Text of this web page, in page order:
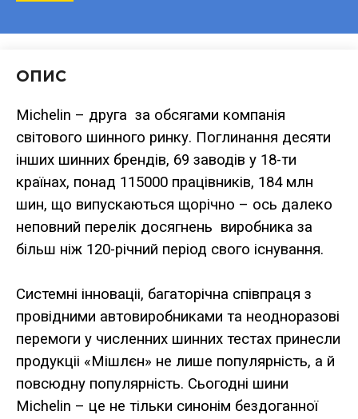
ОПИС
Michelin – друга за обсягами компанія
світового шинного ринку. Поглинання десяти
інших шинних брендів, 69 заводів у 18-ти
країнах, понад 115000 працівників, 184 млн
шин, що випускаються щорічно – ось далеко
неповний перелік досягнень виробника за
більш ніж 120-річний період свого існування.
Системні інноваціі, багаторічна співпраця з
провідними автовиробниками та неодноразові
перемоги у численних шинних тестах принесли
продукціі «Мішлєн» не лише популярність, а й
повсюдну популярність. Сьогодні шини
Michelin – це не тільки синонім бездоганної